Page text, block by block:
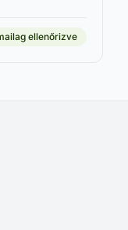
ellenőrizve